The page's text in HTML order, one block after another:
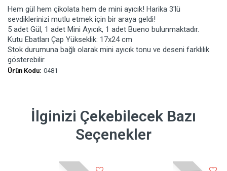
Hem gül hem çikolata hem de mini ayıcık! Harika 3'lü
sevdiklerinizi mutlu etmek için bir araya geldi!
5 adet Gül, 1 adet Mini Ayıcık, 1 adet Bueno bulunmaktadır.
Kutu Ebatları Çap Yükseklik: 17x24 cm
Stok durumuna bağlı olarak mini ayıcık tonu ve deseni farklılık
gösterebilir.
Ürün Kodu: 0481
İlginizi Çekebilecek Bazı
Seçenekler